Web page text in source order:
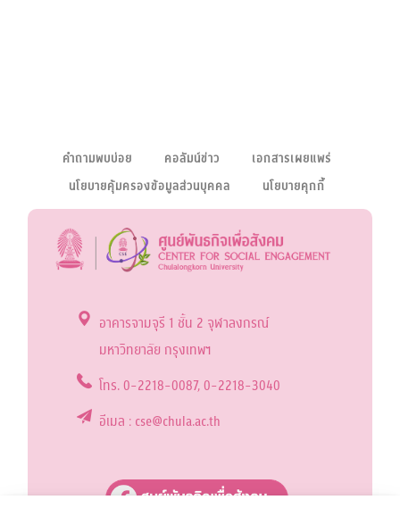
อาคารจามจุรี 1 ชั้น 2 จุฬาลงกรณ์
มหาวิทยาลัย กรุงเทพฯ
โทร. 0-2218-0087, 0-2218-3040
อีเมล : cse@chula.ac.th
คำถามพบบ่อย คอลัมน์ข่าว
เอกสารเผยแพร่
นโยบายคุ้มครองข้อมูลส่วนบุคคล
นโยบายคุกกี้